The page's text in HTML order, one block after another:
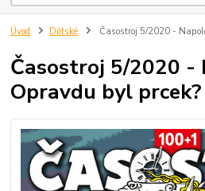
Úvod Dětské Časostroj 5/2020 -
Časostroj 5/2020 -
Opravdu byl prcek?